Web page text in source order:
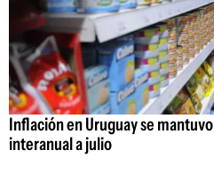
Inflación en Uruguay se
interanual a julio